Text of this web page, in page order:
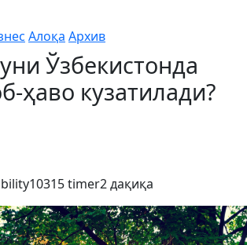
Алоқа Архив
Ўзбекистонда
ҳаво кузатилади?
10315timer2 дақиқа